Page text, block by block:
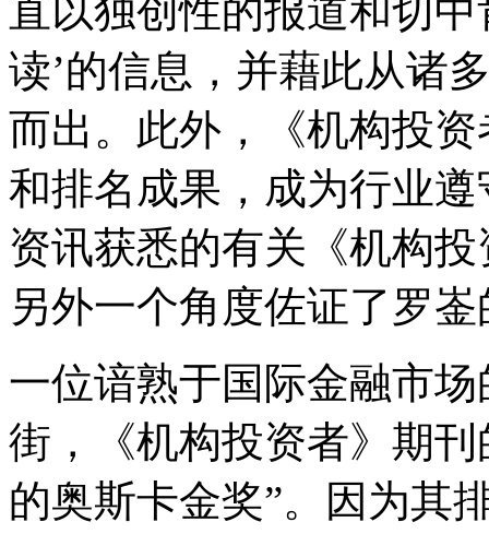
直以独创性的报道和切
读’的信息，并藉此从诸
而出。此外，《机构投
和排名成果，成为行业
资讯获悉的有关《机构
另外一个角度佐证了罗
一位谙熟于国际金融市
街，《机构投资者》期
的奥斯卡金奖”。因为其